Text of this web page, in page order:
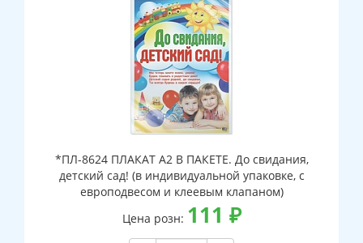
*ПЛ-8624 ПЛАКАТ А2 В ПАКЕТЕ. До свидания,
детский сад! (в индивидуальной упаковке, с
европодвесом и клеевым клапаном)
Цена розн: 111 ₽